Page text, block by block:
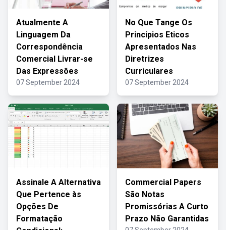
Atualmente A
Linguagem Da
Correspondência
Comercial Livrar-se
Das Expressões
07 September 2024
No Que Tange Os
Principios Eticos
Apresentados Nas
Diretrizes
Curriculares
07 September 2024
Assinale A Alternativa
Que Pertence às
Opções De
Formatação
Commercial Papers
São Notas
Promissórias A Curto
Prazo Não Garantidas